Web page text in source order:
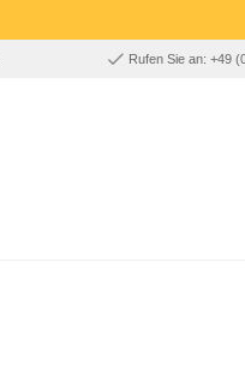
Rufen Sie an: +49